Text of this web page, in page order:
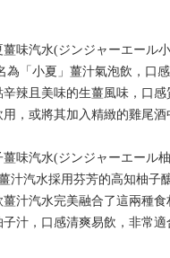
味汽水(ジンジャーエール
為「小夏」薑汁氣泡飲，口
辣且美味的生薑風味，口
用，或將其加入精緻的雞尾
味汽水(ジンジャーエール
汁汽水採用芬芳的高知柚子
薑汁汽水完美融合了這兩種
汁，口感清爽易飲，非常適